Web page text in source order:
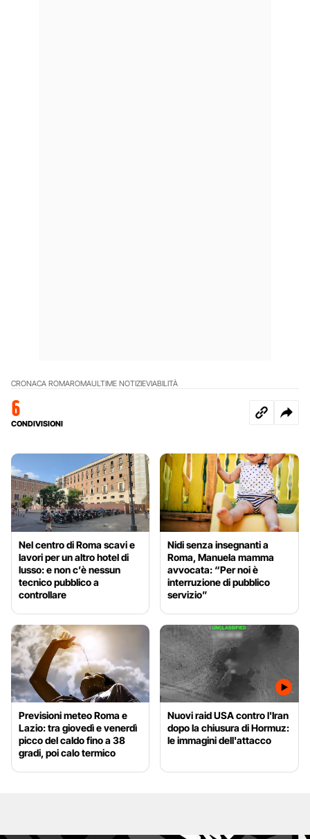
CRONACA ROMAROMAULTIME NOTIZIEVIABILITÀ
6
CONDIVISIONI
Nel centro di Roma scavi e
lavori per un altro hotel di
lusso: e non c’è nessun
tecnico pubblico a
controllare
Nidi senza insegnanti a
Roma, Manuela mamma
avvocata: “Per noi è
interruzione di pubblico
servizio”
Previsioni meteo Roma e
Lazio: tra giovedì e venerdì
picco del caldo fino a 38
gradi, poi calo termico
Nuovi raid USA contro l'Iran
dopo la chiusura di Hormuz:
le immagini dell'attacco